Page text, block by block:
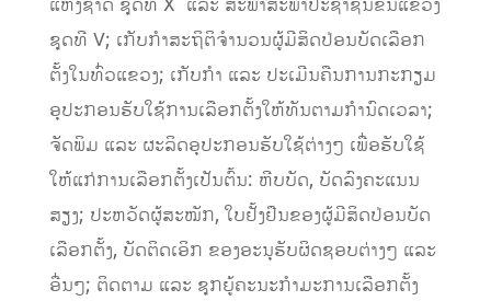
ແຫ່ງຊາດ ຊຸດທີ X ແລະ ສະພາສະພາປະຊາຊົນຂັ້ນແຂວງ
ຊຸດທີ V; ເກັບກໍາສະຖິຕິຈໍານວນຜູ້ມີສິດປ່ອນບັດເລືອກ
ຕັ້ງໃນທົ່ວແຂວງ; ເກັບກໍາ ແລະ ປະເມີນຄືນການກະກຽມ
ອຸປະກອນຮັບໃຊ້ການເລືອກຕັ້ງໃຫ້ທັນຕາມກໍານົດເວລາ;
ຈັດພິມ ແລະ ຜະລິດອຸປະກອນຮັບໃຊ້ຕ່າງໆ ເພື່ອຮັບໃຊ້
ໃຫ້ແກ່ການເລືອກຕັ້ງເປັນຕົ້ນ: ຫີບບັດ, ບັດລົງຄະແນນ
ສຽງ; ປະຫວັດຜູ້ສະໝັກ, ໃບຢັ້ງຢືນຂອງຜູ້ມີສິດປ່ອນບັດ
ເລືອກຕັ້ງ, ບັດຕິດເອິກ ຂອງອະນຸຮັບຜິດຊອບຕ່າງໆ ແລະ
ອື່ນໆ; ຕິດຕາມ ແລະ ຊຸກຍູ້ຄະນະກໍາມະການເລືອກຕັ້ງ